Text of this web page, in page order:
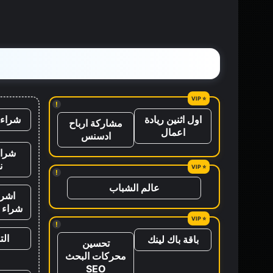
!
اول اثنين ريادة
اعمال
مشاركة ارباح
ادسنس
!
عالم الشباب
!
باقة باك لينك
تحسين
محركات البحث
SEO
شراء